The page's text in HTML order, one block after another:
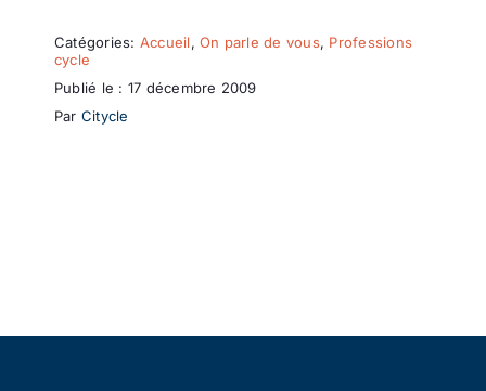
Catégories: Accueil,On parle de vous, Professions
cycle
Publié le : 17 décembre 2009
Par Citycle